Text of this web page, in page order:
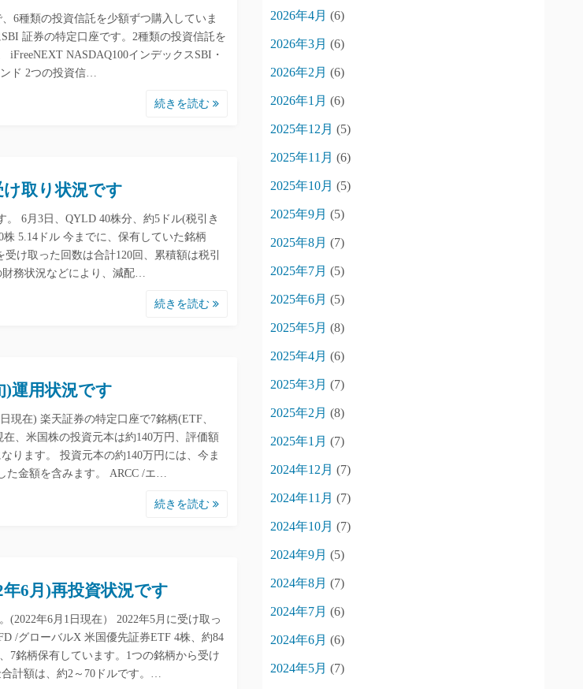
6種類の投資信託を少額ずつ購入していま
証券の特定口座です。2種類の投資信託を
iFreeNEXT NASDAQ100インデックスSBI・
ド 2つの投資信…
続きを読む
取り状況です
6月3日、QYLD 40株分、約5ドル(税引き
5.14ドル 今までに、保有していた銘柄
け取った回数は合計120回、累積額は税引
財務状況などにより、減配…
続きを読む
)運用状況です
現在) 楽天証券の特定口座で7銘柄(ETF、
、米国株の投資元本は約140万円、評価額
ります。 投資元本の約140万円には、今ま
た金額を含みます。 ARCC /エ…
続きを読む
6月)再投資状況です
(2022年6月1日現在） 2022年5月に受け取っ
/グローバルX 米国優先証券ETF 4株、約84
7銘柄保有しています。1つの銘柄から受け
計額は、約2～70ドルです。…
2026年4月 (6)
2026年3月 (6)
2026年2月 (6)
2026年1月 (6)
2025年12月 (5)
2025年11月 (6)
2025年10月 (5)
2025年9月 (5)
2025年8月 (7)
2025年7月 (5)
2025年6月 (5)
2025年5月 (8)
2025年4月 (6)
2025年3月 (7)
2025年2月 (8)
2025年1月 (7)
2024年12月 (7)
2024年11月 (7)
2024年10月 (7)
2024年9月 (5)
2024年8月 (7)
2024年7月 (6)
2024年6月 (6)
2024年5月 (7)